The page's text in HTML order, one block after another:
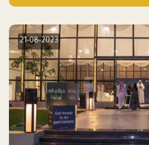
21-08-2023